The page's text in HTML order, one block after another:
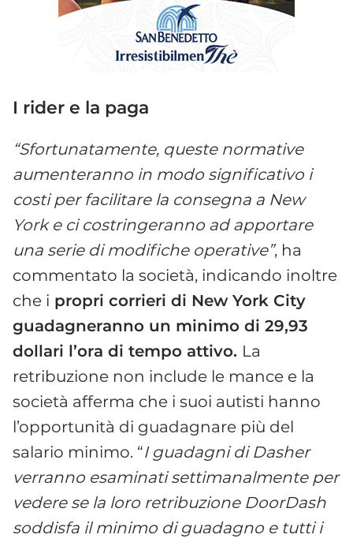
I rider e la paga
“Sfortunatamente, queste normative
aumenteranno in modo significativo i
costi per facilitare la consegna a New
York e ci costringeranno ad apportare
una serie di modifiche operative”, ha
commentato la società, indicando inoltre
che i propri corrieri di New York City
guadagneranno un minimo di 29,93
dollari l’ora di tempo attivo. La
retribuzione non include le mance e la
società afferma che i suoi autisti hanno
l’opportunità di guadagnare più del
salario minimo. “I guadagni di Dasher
verranno esaminati settimanalmente per
vedere se la loro retribuzione DoorDash
soddisfa il minimo di guadagno e tutti i